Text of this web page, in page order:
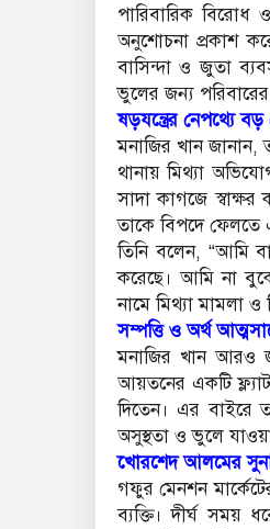
​পারিবারিক বিরোধ
অনুশোচনা প্রকাশ
বাসিন্দা ও জুতা
ভুলের জন্য পরিবারের
​ষড়যন্ত্রের নেপথ্যে বড়
​মনাজির খান জানান,
থানায় মিথ্যা
সাদা কাগজে
তাকে বিপদে ফেলতে
​তিনি বলেন, “আমি
করেছে। আমি না
নামে মিথ্যা মামলা ও
​সম্পত্তি ও অর্থ
​মনাজির খান আরও
আয়তনের একটি
দিতেন। এর বাইরে
অসুস্থতা ও ভুলে
​খোরশেদ আলমের
​গফুর মেনশন
ব্যক্তি। দীর্ঘ সময়